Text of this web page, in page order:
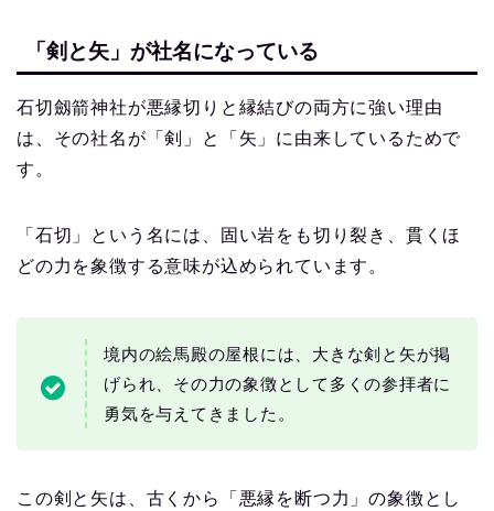
「剣と矢」が社名になっている
石切劔箭神社が悪縁切りと縁結びの両方に強い理由
は、その社名が「剣」と「矢」に由来しているためで
す。
「石切」という名には、固い岩をも切り裂き、貫くほ
どの力を象徴する意味が込められています。
境内の絵馬殿の屋根には、大きな剣と矢が掲
げられ、その力の象徴として多くの参拝者に
勇気を与えてきました。
この剣と矢は、古くから「悪縁を断つ力」の象徴とし